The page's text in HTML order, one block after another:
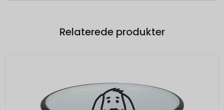
Relaterede produkter